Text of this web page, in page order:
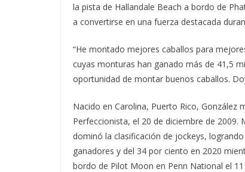
la pista de Hallandale Beach a bordo de
a convertirse en una fuerza destacada
“He montado mejores caballos para
cuyas monturas han ganado más de 41,5
oportunidad de montar buenos caballos.
Nacido en Carolina, Puerto Rico,
Perfeccionista, el 20 de diciembre de
dominó la clasificación de jockeys,
ganadores y del 34 por ciento en 2020
bordo de Pilot Moon en Penn National el